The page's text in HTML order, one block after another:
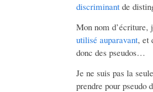
discriminant de
Mon nom d’écriture,
utilisé auparavant, et
donc des pseudos…
Je ne suis pas la
prendre pour pseudo